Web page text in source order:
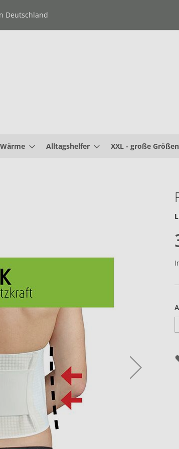
Deutschland
Wärme Alltagshelfer XXL - große Größen
Anfang